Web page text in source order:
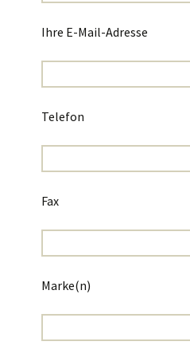
Stellenangebot
Auszubildende zur
Patentingenieure
Wirtschaftsjuristen
Ihre E-Mail-Adresse
Telefon
Fax
Marke(n)